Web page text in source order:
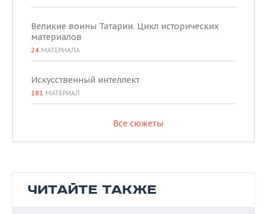
Великие воины Татарии. Цикл исторических
материалов
24 МАТЕРИАЛА
Искусственный интеллект
181 МАТЕРИАЛ
Все сюжеты
ЧИТАЙТЕ ТАКЖЕ